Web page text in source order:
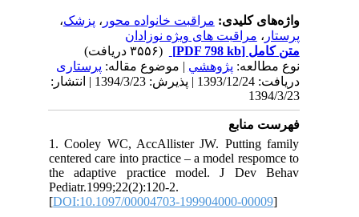
واژه‌های کلیدی:مراقبت خانواده محور، پزشک،
پرستار، مراقبت های ویژه نوزادان
متن کامل[PDF 798 kb]
نوع مطالعه:پژوهشي| موضوع مقاله:پرستاری
دریافت: 1393/12/24 | پذیرش: 1394/3/23 | انتشار:
1394/3/23
فهرست منابع
1. Cooley WC, AccAllister JW. Putting family
centered care into practice – a model respomce to
the adaptive practice model. J Dev Behav
Pediatr.1999;22(2):120-2.
[DOI:10.1097/00004703-199904000-00009